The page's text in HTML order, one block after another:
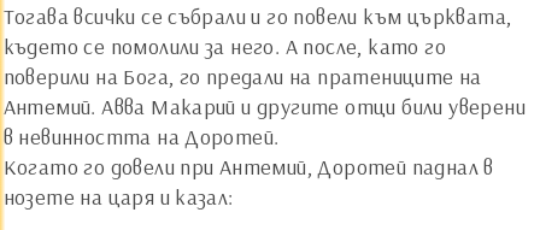
Тогава всички се събрали и го повели към църквата,
където се помолили за него. А после, като го
поверили на Бога, го предали на пратениците на
Антемий. Авва Макарий и другите отци били уверени
в невинността на Доротей.
Когато го довели при Антемий, Доротей паднал в
нозете на царя и казал: